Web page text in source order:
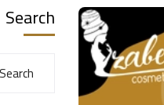
Search